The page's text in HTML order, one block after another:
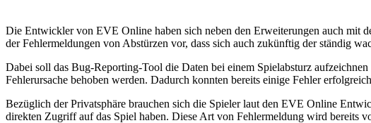
Die Entwickler von EVE Online haben sich neben den Erweiterungen auch mit
der Fehlermeldungen von Abstürzen vor, dass sich auch zukünftig der ständig
Dabei soll das Bug-Reporting-Tool die Daten bei einem Spielabsturz
Fehlerursache behoben werden. Dadurch konnten bereits einige Fehler
Bezüglich der Privatsphäre brauchen sich die Spieler laut den EVE Online
direkten Zugriff auf das Spiel haben. Diese Art von Fehlermeldung wird bereits